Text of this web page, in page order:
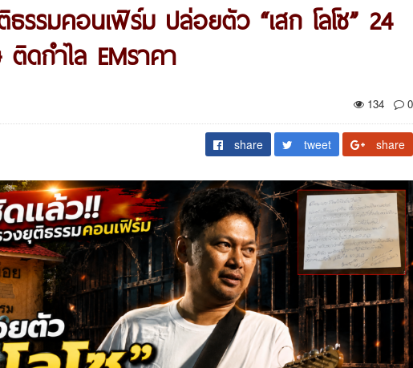
รรมคอนเฟิร์ม ปล่อยตัว “เสก โลโซ” 24
ดกำไล EMราคา
134 0
share tweet share